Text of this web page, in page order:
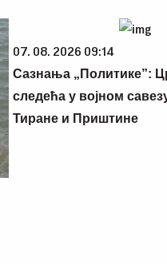
07. 08. 2026 09:14
Сазнања „Политике”:
следећа у војном
Тиране и Приштине